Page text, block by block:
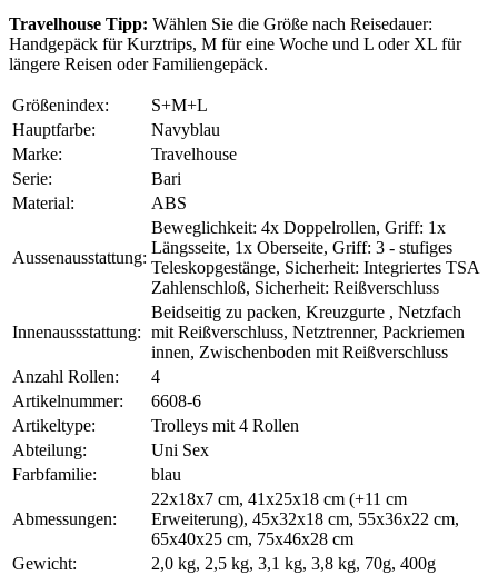
Travelhouse Tipp: Wählen Sie die Größe nach Reisedauer:
Handgepäck für Kurztrips, M für eine Woche und L oder XL für
längere Reisen oder Familiengepäck.
Größenindex:
S+M+L
Hauptfarbe:
Navyblau
Marke:
Travelhouse
Serie:
Bari
Material:
ABS
Aussenausstattung:
Beweglichkeit: 4x Doppelrollen, Griff: 1x
Längsseite, 1x Oberseite, Griff: 3 - stufiges
Teleskopgestänge, Sicherheit: Integriertes TSA
Zahlenschloß, Sicherheit: Reißverschluss
Innenaussstattung:
Beidseitig zu packen, Kreuzgurte , Netzfach
mit Reißverschluss, Netztrenner, Packriemen
innen, Zwischenboden mit Reißverschluss
Anzahl Rollen:
4
Artikelnummer:
6608-6
Artikeltype:
Trolleys mit 4 Rollen
Abteilung:
Uni Sex
Farbfamilie:
blau
Abmessungen:
22x18x7 cm, 41x25x18 cm (+11 cm
Erweiterung), 45x32x18 cm, 55x36x22 cm,
65x40x25 cm, 75x46x28 cm
Gewicht:
2,0 kg, 2,5 kg, 3,1 kg, 3,8 kg, 70g, 400g